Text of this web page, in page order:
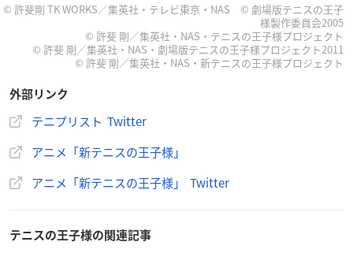
【開催情報】
新ビジュアルが公開！！
新宿は9月29日、なんばでは10月6日にOPENします。
詳細はこちら→https://t.co/7s9HQy6xWy
ter.com/yzWqpF9O8t
© 許斐剛 TK WORKS／集英社・テレビ東京・NAS © 劇場版テニスの王子
様製作委員会2005
© 許斐 剛／集英社・NAS・テニスの王子様プロジェクト
© 許斐 剛／集英社・NAS・劇場版テニスの王子様プロジェクト2011
© 許斐 剛／集英社・NAS・新テニスの王子様プロジェクト
外部リンク
テニプリスト Twitter
アニメ「新テニスの王子様」
アニメ「新テニスの王子様」 Twitter
テニスの王子様の関連記事